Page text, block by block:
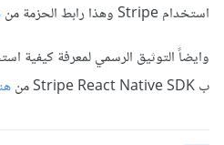
استخدام Stripe وهذا رابط الحزمة من
ب Stripe React Native SDK من
هنا